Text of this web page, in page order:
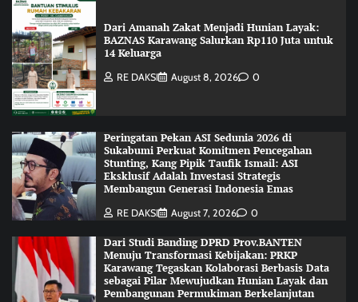
Dari Amanah Zakat Menjadi Hunian Layak:
BAZNAS Karawang Salurkan Rp110 Juta untuk
14 Keluarga
RE DAKSI August 8, 2026 0
Peringatan Pekan ASI Sedunia 2026 di
Sukabumi Perkuat Komitmen Pencegahan
Stunting, Kang Pipik Taufik Ismail: ASI
Eksklusif Adalah Investasi Strategis
Membangun Generasi Indonesia Emas
RE DAKSI August 7, 2026 0
Dari Studi Banding DPRD Prov.BANTEN
Menuju Transformasi Kebijakan: PRKP
Karawang Tegaskan Kolaborasi Berbasis Data
sebagai Pilar Mewujudkan Hunian Layak dan
Pembangunan Permukiman Berkelanjutan